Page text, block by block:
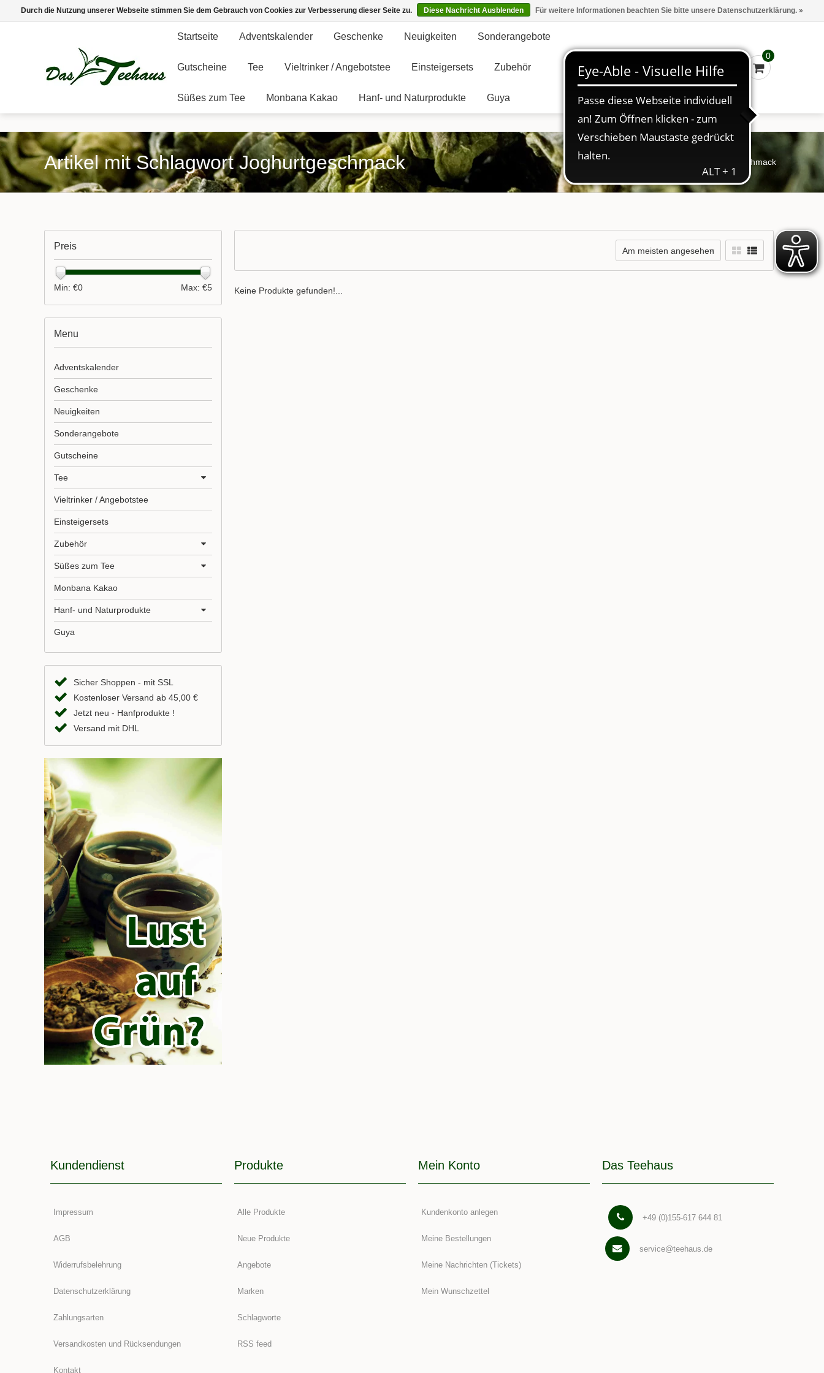
Marken Kasse - €0,00 Anmelden
Startseite Adventskalender Geschenke Neuigkeiten Sonderangebote
Gutscheine Tee Vieltrinker / Angebotstee Einsteigersets Zubehör
Süßes zum Tee Monbana Kakao Hanf- und Naturprodukte Guya
0
Artikel mit Schlagwort Joghurtgeschmack Startseite Joghurtgeschmack
Am meisten angesehen
Keine Produkte gefunden!...
Preis
Min: €0 Max: €5
Menu
Adventskalender
Geschenke
Neuigkeiten
Sonderangebote
Gutscheine
Tee
Vieltrinker / Angebotstee
Einsteigersets
Zubehör
Süßes zum Tee
Monbana Kakao
Hanf- und Naturprodukte
Guya
Sicher Shoppen - mit SSL
Kostenloser Versand ab 45,00 €
Jetzt neu - Hanfprodukte !
Versand mit DHL
Kundendienst
Impressum
AGB
Widerrufsbelehrung
Datenschutzerklärung
Zahlungsarten
Versandkosten und Rücksendungen
Kontakt
Produkte
Alle Produkte
Neue Produkte
Angebote
Marken
Schlagworte
RSS feed
Mein Konto
Kundenkonto anlegen
Meine Bestellungen
Meine Nachrichten (Tickets)
Mein Wunschzettel
Das Teehaus
+49 (0)155-617 644 81
service@teehaus.de
Durch die Nutzung unserer Webseite stimmen Sie dem Gebrauch von Cookies zur Verbesserung dieser Seite zu. Diese Nachricht Ausblenden Für weitere Informationen beachten Sie bitte unsere Datenschutzerklärung. »